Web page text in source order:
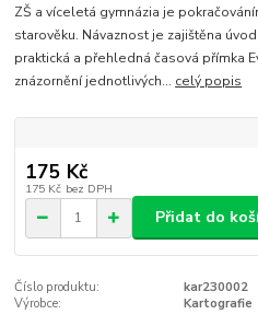
ZŠ a víceletá gymnázia je
starověku. Návaznost je zajištěna
praktická a přehledná časová přímka
znázornění jednotlivých... celý popis
175 Kč
175 Kč bez DPH
Přidat do
Číslo produktu:
kar230002
Výrobce:
Kartografie